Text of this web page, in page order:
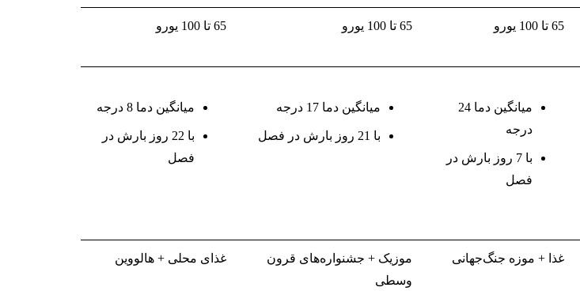
65 تا 100 یورو 65 تا 100 یورو 65 تا 100 یورو
میانگین دما 24
درجه
با 7 روز بارش در
فصل
میانگین دما 17 درجه
با 21 روز بارش در فصل
میانگین دما 8 درجه
با 22 روز بارش در
فصل
غذا‌ +‌ موزه جنگ‌جهانی
موزیک + جشنواره‌های قرون
وسطی
غذای محلی + هالووین